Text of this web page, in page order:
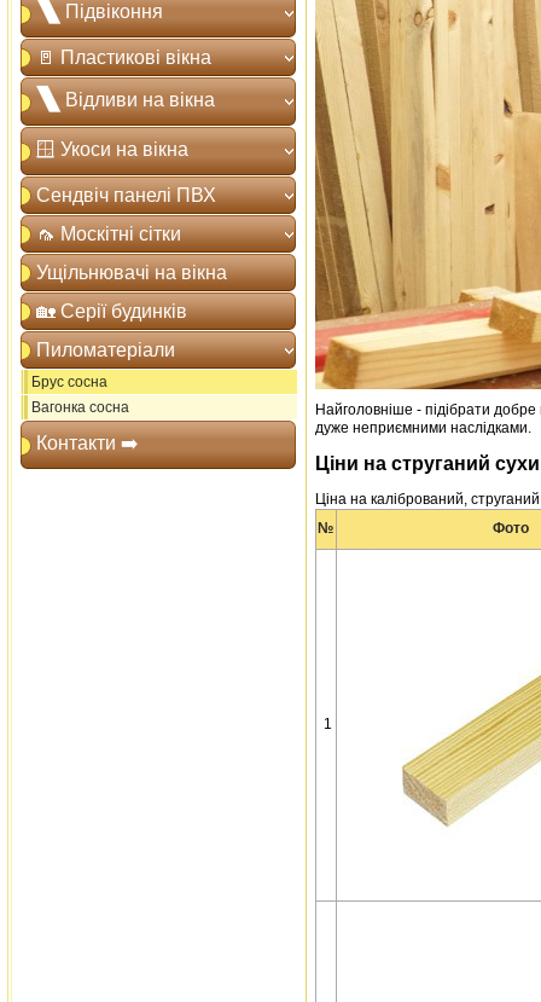
🙽 Підвіконня
🚪 Пластикові вікна
🙽 Відливи на вікна
🪟 Укоси на вікна
Сендвіч панелі ПВХ
🦟 Москітні сітки
Ущільнювачі на вікна
🏡 Серії будинків
Пиломатеріали
Брус сосна
Вагонка сосна
Контакти ➡️
Найголовніше - підібрати
дуже неприємними наслідками.
Ціни на струганий
Ціна на калібрований,
№
Фото
1